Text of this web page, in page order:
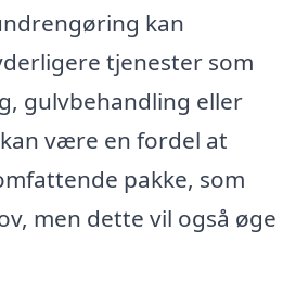
kan
tjenester som
gulvbehandling eller
være en fordel at
pakke, som
men dette vil også øge